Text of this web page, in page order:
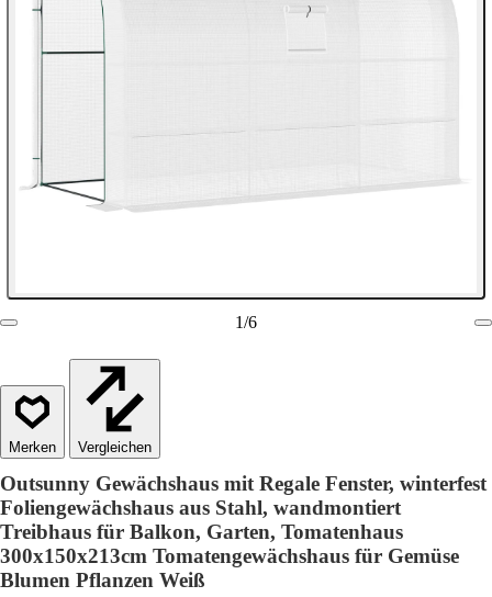
1/6
Vergleichen
Outsunny Gewächshaus mit Regale Fenster, winterfest
Foliengewächshaus aus Stahl, wandmontiert
Treibhaus für Balkon, Garten, Tomatenhaus
300x150x213cm Tomatengewächshaus für Gemüse
Blumen Pflanzen Weiß